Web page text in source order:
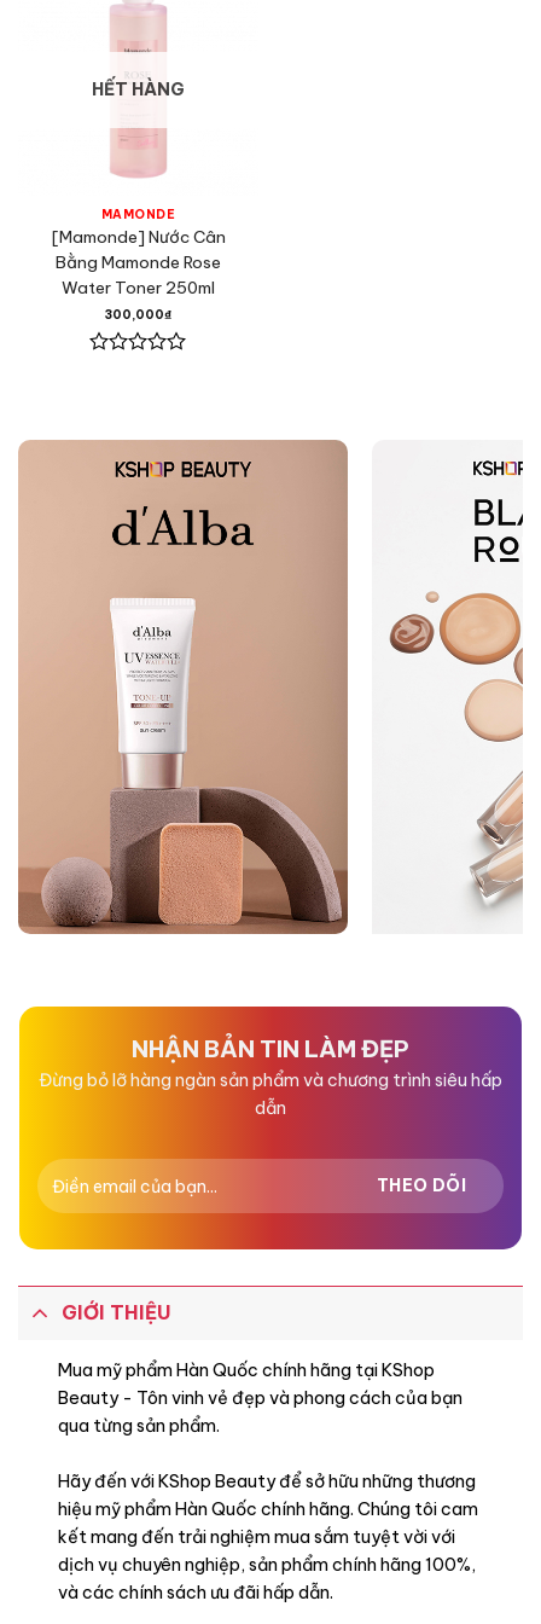
HẾT HÀNG
MAMONDE
[Mamonde] Nước Cân
Bằng Mamonde Rose
Water Toner 250ml
300,000₫
sao
NHẬN BẢN TIN LÀM ĐẸP
Đừng bỏ lỡ hàng ngàn sản phẩm và chương trình siêu hấp
dẫn
GIỚI THIỆU
Mua mỹ phẩm Hàn Quốc chính hãng tại KShop
Beauty - Tôn vinh vẻ đẹp và phong cách của bạn
qua từng sản phẩm.
Hãy đến với KShop Beauty để sở hữu những thương
hiệu mỹ phẩm Hàn Quốc chính hãng. Chúng tôi cam
kết mang đến trải nghiệm mua sắm tuyệt vời với
dịch vụ chuyên nghiệp, sản phẩm chính hãng 100%,
và các chính sách ưu đãi hấp dẫn.